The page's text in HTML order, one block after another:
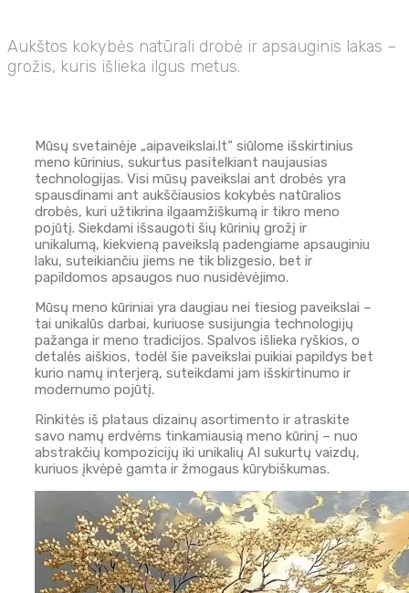
Aukštos kokybės natūrali drobė ir apsauginis lakas –
grožis, kuris išlieka ilgus metus.
Mūsų svetainėje „aipaveikslai.lt“ siūlome išskirtinius
meno kūrinius, sukurtus pasitelkiant naujausias
technologijas. Visi mūsų paveikslai ant drobės yra
spausdinami ant aukščiausios kokybės natūralios
drobės, kuri užtikrina ilgaamžiškumą ir tikro meno
pojūtį. Siekdami išsaugoti šių kūrinių grožį ir
unikalumą, kiekvieną paveikslą padengiame apsauginiu
laku, suteikiančiu jiems ne tik blizgesio, bet ir
papildomos apsaugos nuo nusidėvėjimo.
Mūsų meno kūriniai yra daugiau nei tiesiog paveikslai –
tai unikalūs darbai, kuriuose susijungia technologijų
pažanga ir meno tradicijos. Spalvos išlieka ryškios, o
detalės aiškios, todėl šie paveikslai puikiai papildys bet
kurio namų interjerą, suteikdami jam išskirtinumo ir
modernumo pojūtį.
Rinkitės iš plataus dizainų asortimento ir atraskite
savo namų erdvėms tinkamiausią meno kūrinį – nuo
abstrakčių kompozicijų iki unikalių AI sukurtų vaizdų,
kuriuos įkvėpė gamta ir žmogaus kūrybiškumas.